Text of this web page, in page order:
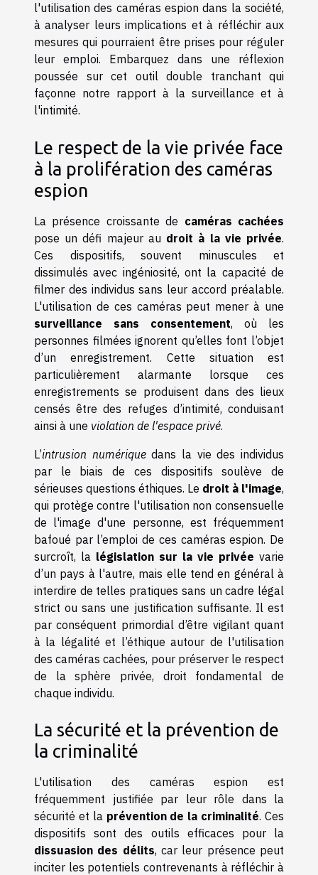
l'utilisation des caméras espion dans la société,
à analyser leurs implications et à réfléchir aux
mesures qui pourraient être prises pour réguler
leur emploi. Embarquez dans une réflexion
poussée sur cet outil double tranchant qui
façonne notre rapport à la surveillance et à
l'intimité.
Le respect de la vie privée face
à la prolifération des caméras
espion
La présence croissante de caméras cachées
pose un défi majeur au droit à la vie privée.
Ces dispositifs, souvent minuscules et
dissimulés avec ingéniosité, ont la capacité de
filmer des individus sans leur accord préalable.
L'utilisation de ces caméras peut mener à une
surveillance sans consentement, où les
personnes filmées ignorent qu’elles font l’objet
d’un enregistrement. Cette situation est
particulièrement alarmante lorsque ces
enregistrements se produisent dans des lieux
censés être des refuges d’intimité, conduisant
ainsi à une violation de l'espace privé.
L’intrusion numériquedans la vie des individus
par le biais de ces dispositifs soulève de
sérieuses questions éthiques. Le droit à l'image,
qui protège contre l'utilisation non consensuelle
de l'image d'une personne, est fréquemment
bafoué par l’emploi de ces caméras espion. De
surcroît, la législation sur la vie privée varie
d’un pays à l'autre, mais elle tend en général à
interdire de telles pratiques sans un cadre légal
strict ou sans une justification suffisante. Il est
par conséquent primordial d’être vigilant quant
à la légalité et l’éthique autour de l'utilisation
des caméras cachées, pour préserver le respect
de la sphère privée, droit fondamental de
chaque individu.
La sécurité et la prévention de
la criminalité
L'utilisation des caméras espion est
fréquemment justifiée par leur rôle dans la
sécurité et la prévention de la criminalité. Ces
dispositifs sont des outils efficaces pour la
dissuasion des délits, car leur présence peut
inciter les potentiels contrevenants à réfléchir à